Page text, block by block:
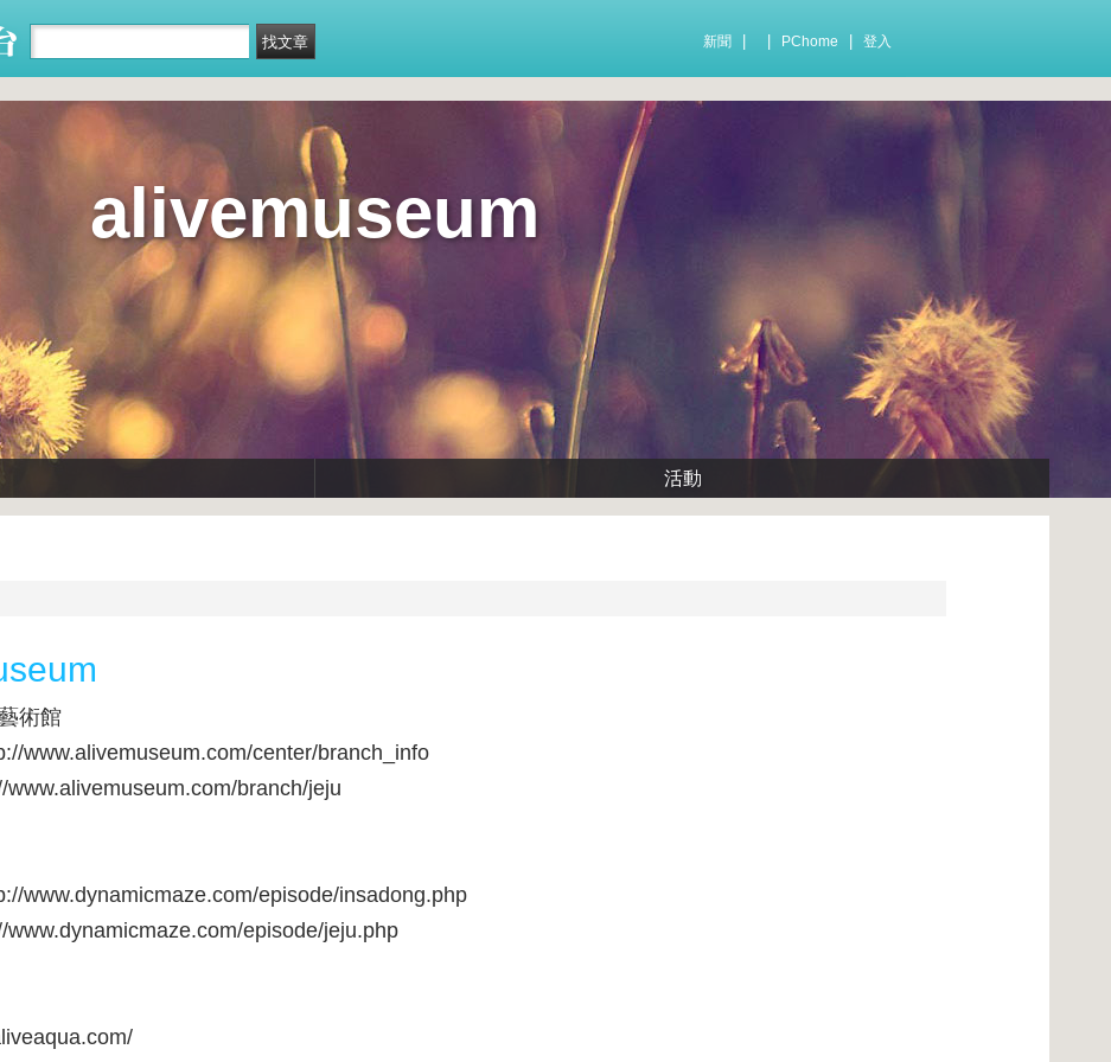
新聞 PChome 登入
alivemuseum
活動
術館
www.alivemuseum.com/center/branch_info
www.alivemuseum.com/branch/jeju
www.dynamicmaze.com/episode/insadong.php
www.dynamicmaze.com/episode/jeju.php